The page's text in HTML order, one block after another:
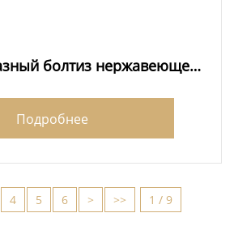
болтиз нержавеющей
Подробнее
4 5 6 > >> 1 / 9